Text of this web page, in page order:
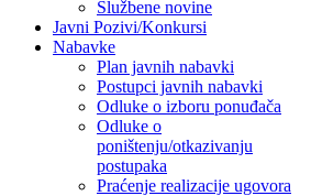
Službene novine
Javni Pozivi/Konkursi
Nabavke
Plan javnih nabavki
Postupci javnih nabavki
Odluke o izboru ponuđača
Odluke o
poništenju/otkazivanju
postupaka
Praćenje realizacije ugovora